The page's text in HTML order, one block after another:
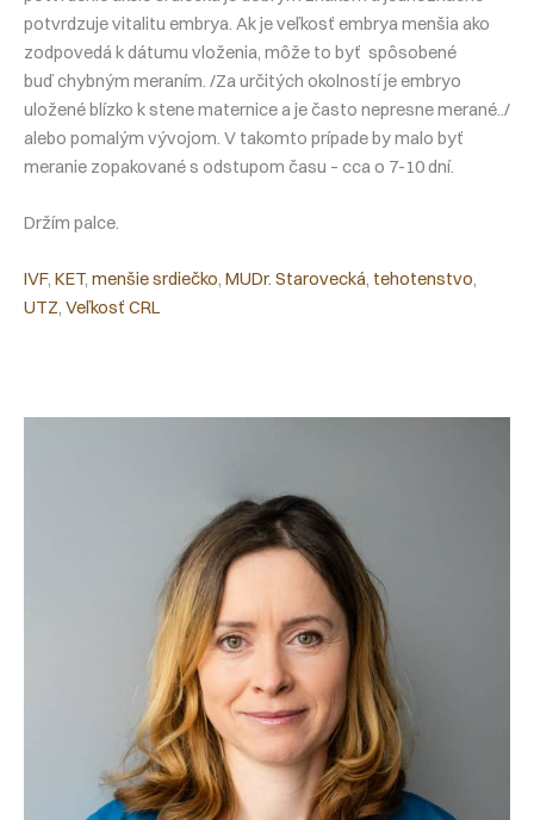
potvrdzuje vitalitu embrya. Ak je veľkosť embrya menšia ako
zodpovedá k dátumu vloženia, môže to byť spôsobené
buď chybným meraním. /Za určitých okolností je embryo
uložené blízko k stene maternice a je často nepresne merané../
alebo pomalým vývojom. V takomto prípade by malo byť
meranie zopakované s odstupom času – cca o 7-10 dní.
Držím palce.
IVF, KET, menšie srdiečko, MUDr. Starovecká, tehotenstvo
UTZ, Veľkosť CRL